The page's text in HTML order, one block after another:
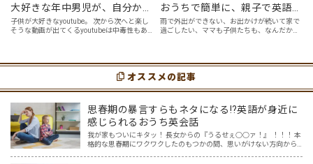
大好きな年中男児が、自分から
好んで見るyoutube英語動画５
選
子供が大好きなyoutube。 次から次へと楽し
そうな動画が出てくるyoutubeは中毒性もあ
youtubeやゲーム、アプリだ…
おうちで簡単に、親子で英語ヨ
ガを楽しめる「youtube動画」
７選
雨で外出ができない、お出かけが続いて家で
過ごしたい、ママも子供たちも、なんだか疲
スメの「youtube動画」を紹介します…
オススメの記事
思春期の暴言すらもネタになる⁉英語が身近に
感じられるおうち英会話
我が家もついにキタッ！ 長女からの『うるせぇ○○ァ！』 ！！！ 本
格的な思春期にワクワクしたのもつかの間、思いがけない方向から